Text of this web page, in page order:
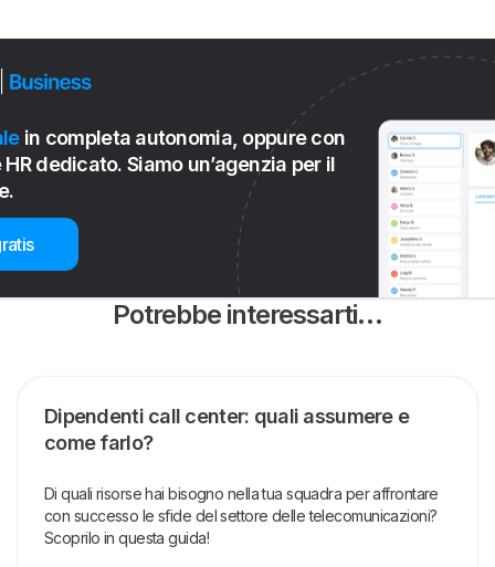
in completa autonomia, oppure con
dedicato. Siamo un’agenzia per il
Potrebbe interessarti…
Dipendenti call center: quali assumere e
come farlo?
Di quali risorse hai bisogno nella tua squadra per affrontare
con successo le sfide del settore delle telecomunicazioni?
Scoprilo in questa guida!